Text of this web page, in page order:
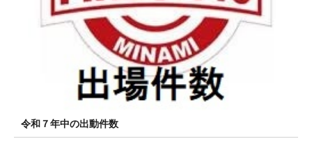
令和７年中の出動件数